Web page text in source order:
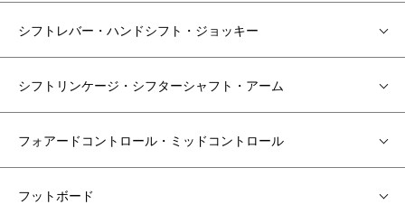
シフトレバー・ハンドシフト・ジョッキー
シフトリンケージ・シフターシャフト・アーム
フォアードコントロール・ミッドコントロール
フットボード